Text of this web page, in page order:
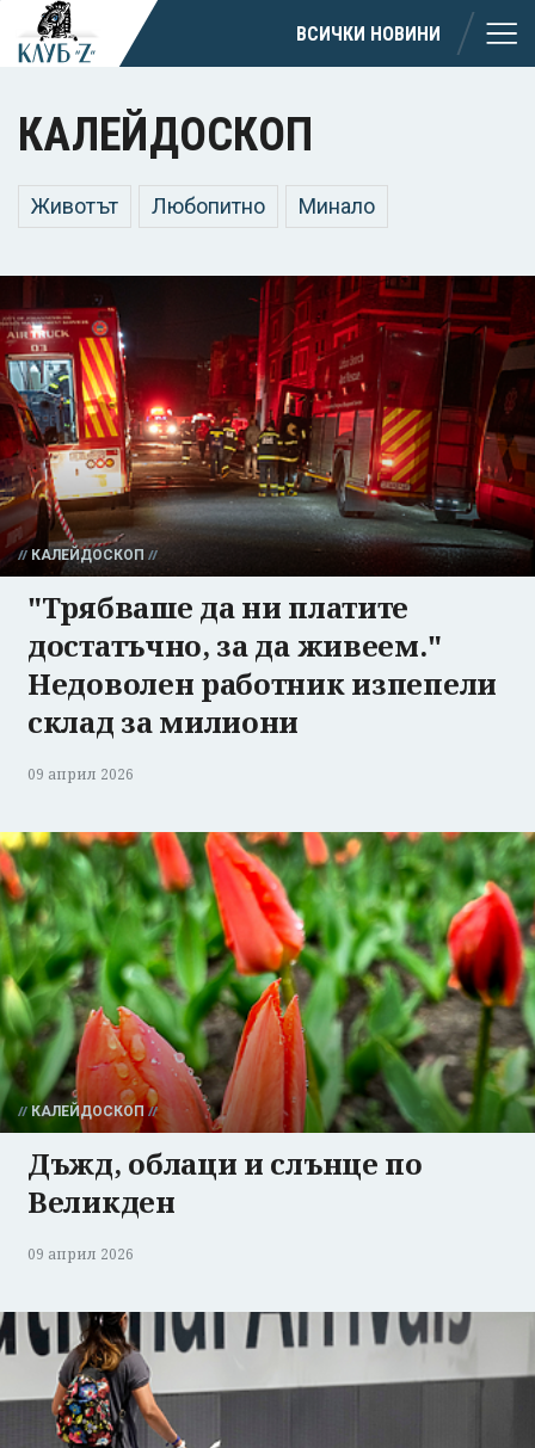
ВСИЧКИ НОВИНИ
КАЛЕЙДОСКОП
Животът Любопитно Минало
КАЛЕЙДОСКОП
"Трябваше да ни платите
достатъчно, за да живеем."
Недоволен работник изпепели
склад за милиони
09 април 2026
КАЛЕЙДОСКОП
Дъжд, облаци и слънце по
Великден
09 април 2026